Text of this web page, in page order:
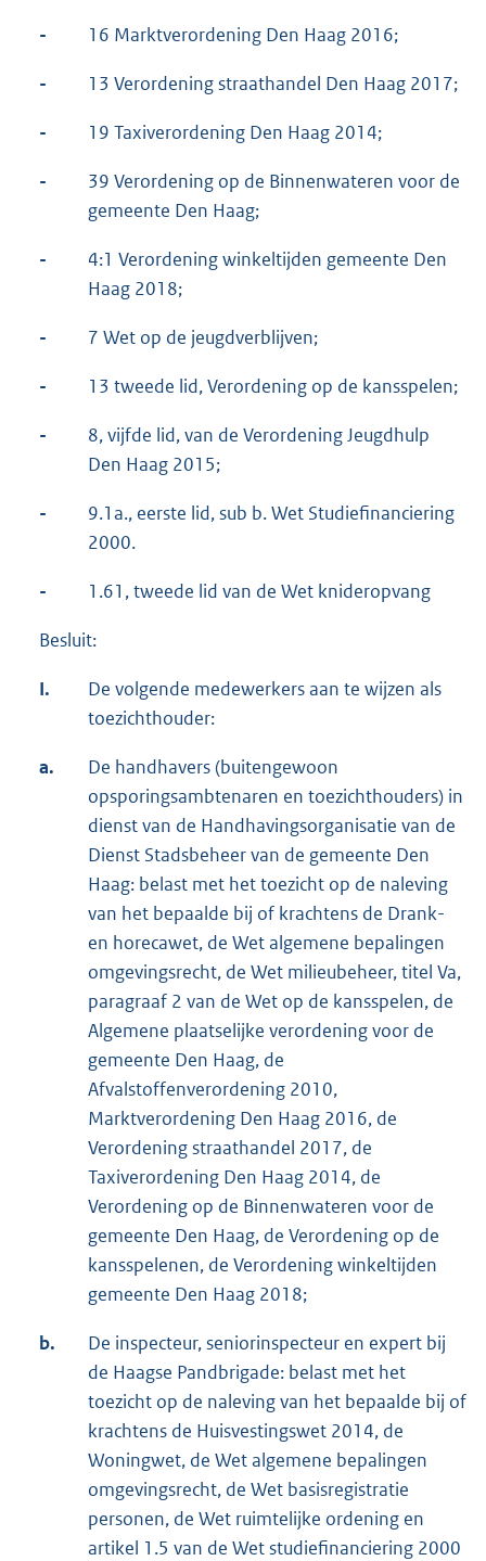
- 16 Marktverordening Den Haag 2016;
- 13 Verordening straathandel Den Haag 2017;
- 19 Taxiverordening Den Haag 2014;
-
39 Verordening op de Binnenwateren voor de
gemeente Den Haag;
-
4:1 Verordening winkeltijden gemeente Den
Haag 2018;
- 7 Wet op de jeugdverblijven;
- 13 tweede lid, Verordening op de kansspelen;
-
8, vijfde lid, van de Verordening Jeugdhulp
Den Haag 2015;
-
9.1a., eerste lid, sub b. Wet Studiefinanciering
2000.
- 1.61, tweede lid van de Wet knideropvang
Besluit:
I.
De volgende medewerkers aan te wijzen als
toezichthouder:
a.
De handhavers (buitengewoon
opsporingsambtenaren en toezichthouders) in
dienst van de Handhavingsorganisatie van de
Dienst Stadsbeheer van de gemeente Den
Haag: belast met het toezicht op de naleving
van het bepaalde bij of krachtens de Drank-
en horecawet, de Wet algemene bepalingen
omgevingsrecht, de Wet milieubeheer, titel Va,
paragraaf 2 van de Wet op de kansspelen, de
Algemene plaatselijke verordening voor de
gemeente Den Haag, de
Afvalstoffenverordening 2010,
Marktverordening Den Haag 2016, de
Verordening straathandel 2017, de
Taxiverordening Den Haag 2014, de
Verordening op de Binnenwateren voor de
gemeente Den Haag, de Verordening op de
kansspelenen, de Verordening winkeltijden
gemeente Den Haag 2018;
b.
De inspecteur, seniorinspecteur en expert bij
de Haagse Pandbrigade: belast met het
toezicht op de naleving van het bepaalde bij of
krachtens de Huisvestingswet 2014, de
Woningwet, de Wet algemene bepalingen
omgevingsrecht, de Wet basisregistratie
personen, de Wet ruimtelijke ordening en
artikel 1.5 van de Wet studiefinanciering 2000